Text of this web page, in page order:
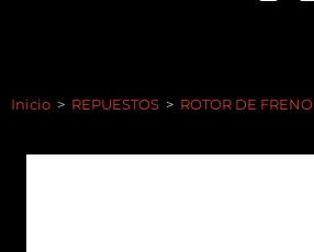
Inicio > REPUESTOS > ROTOR DE FRENO